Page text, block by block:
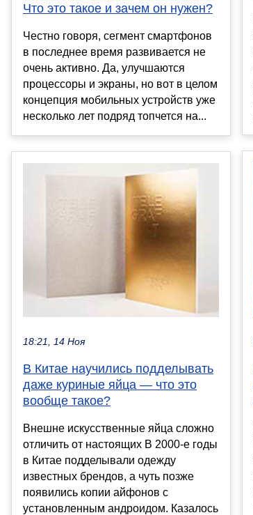
Что это такое и зачем он нужен?
Честно говоря, сегмент смартфонов
в последнее время развивается не
очень активно. Да, улучшаются
процессоры и экраны, но вот в целом
концепция мобильных устройств уже
несколько лет подряд топчется на...
18:21, 14 Ноя
В Китае научились подделывать
даже куриные яйца — что это
вообще такое?
Внешне искусственные яйца сложно
отличить от настоящих В 2000-е годы
в Китае подделывали одежду
известных брендов, а чуть позже
появились копии айфонов с
установленным андроидом. Казалось